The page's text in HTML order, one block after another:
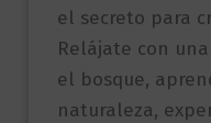
el secreto para
Relájate con
el bosque,
naturaleza,